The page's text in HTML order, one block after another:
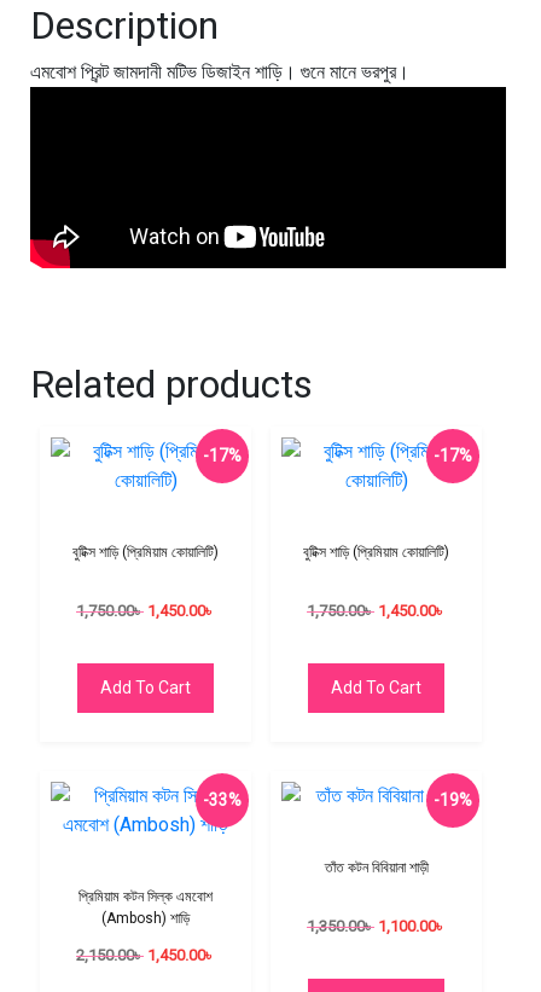
Description
এমবোশ প্রিন্ট জামদানী মটিভ ডিজাইন শাড়ি। গুনে মানে ভরপুর।
Related products
-17%
বুটিক্স শাড়ি (প্রিমিয়াম কোয়ালিটি)
1,750.00৳ 1,450.00৳
Add To Cart
-17%
বুটিক্স শাড়ি (প্রিমিয়াম কোয়ালিটি)
1,750.00৳ 1,450.00৳
Add To Cart
-33%
প্রিমিয়াম কটন সিল্ক এমবোশ
(Ambosh) শাড়ি
2,150.00৳ 1,450.00৳
-19%
তাঁত কটন বিবিয়ানা শাড়ী
1,350.00৳ 1,100.00৳